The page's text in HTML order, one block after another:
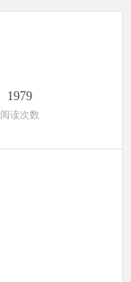
1979
阅读次数